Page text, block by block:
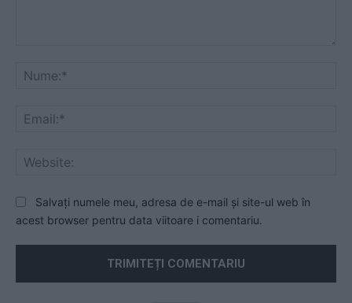
Salvați numele meu, adresa de e-mail și site-ul web în
acest browser pentru data viitoare i comentariu.